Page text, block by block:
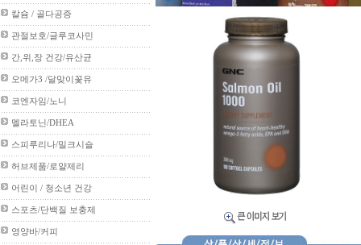
칼슘 / 골다공증
관절보호/글루코사민
간,위,장 건강/유산균
오메가3 /달맞이꽃유
코엔자임/노니
멜라토닌/DHEA
스피루리나/밀크시슬
허브제품/로얄제리
어린이 / 청소년 건강
스포츠/단백질 보충제
영양바/커피